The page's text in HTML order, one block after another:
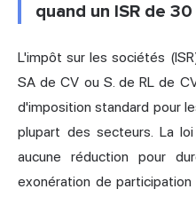
quand un ISR de
L'impôt sur les sociétés
SA de CV ou S. de RL de
d'imposition standard pour
plupart des secteurs. La
aucune réduction pour
exonération de